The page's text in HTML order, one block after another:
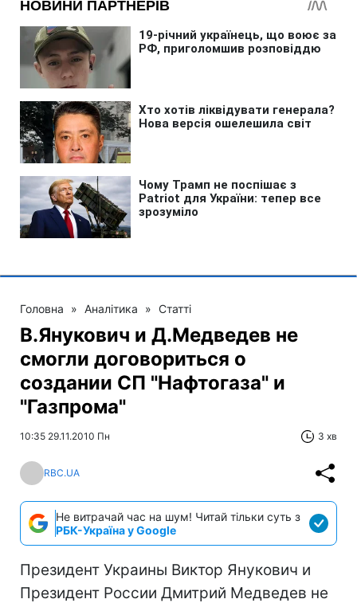
Головна » Аналітика » Статті
В.Янукович и Д.Медведев не
смогли договориться о
создании СП "Нафтогаза" и
"Газпрома"
10:35 29.11.2010 Пн 3 хв
RBC.UA
Не витрачай час на шум! Читай тільки суть з
РБК-Україна у Google
Президент Украины Виктор Янукович и
Президент России Дмитрий Медведев не